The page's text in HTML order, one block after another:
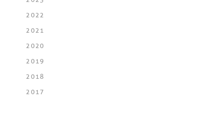
2022
2021
2020
2019
2018
2017